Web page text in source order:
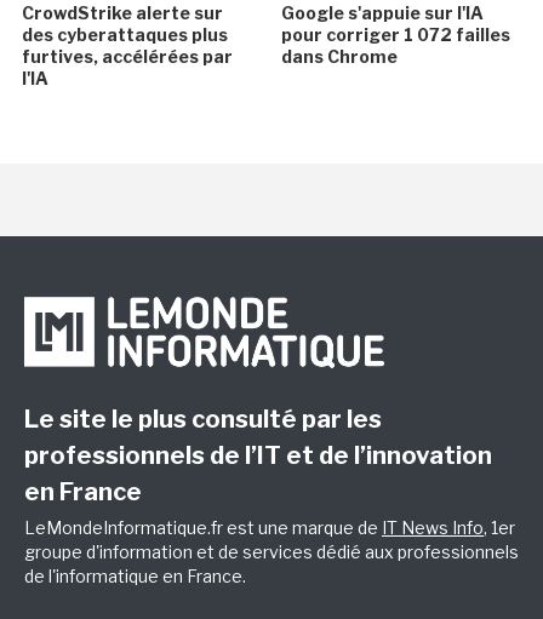
CrowdStrike alerte sur
des cyberattaques plus
furtives, accélérées par
l'IA
Google s'appuie sur l'IA
pour corriger 1 072 failles
dans Chrome
Le site le plus consulté par les
professionnels de l’IT et de l’innovation
en France
LeMondeInformatique.fr est une marque de IT News Info, 1er
groupe d'information et de services dédié aux professionnels
de l'informatique en France.